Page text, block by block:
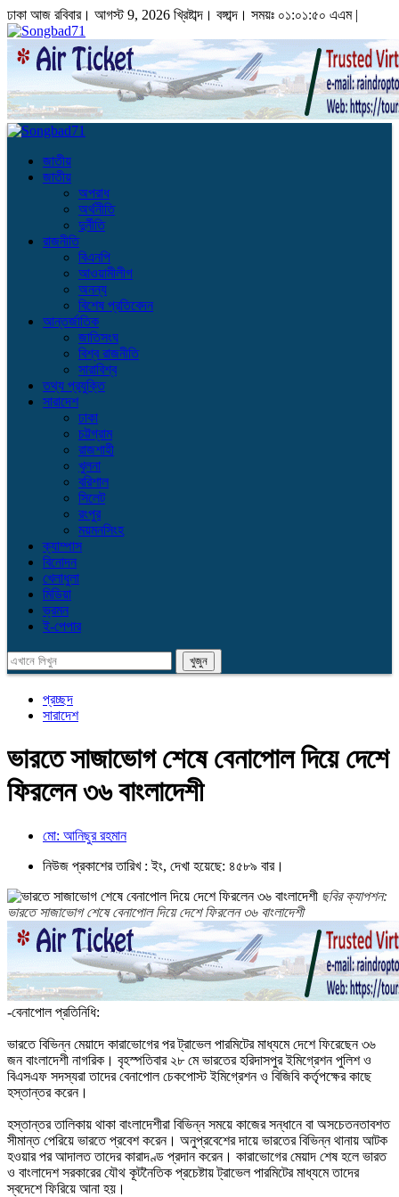
ঢাকা আজ রবিবার। আগস্ট 9, 2026 খ্রিষ্টাব্দ। বঙ্গাব্দ। সময়ঃ ০১:০১:৫০ এএম|
জাতীয়
জাতীয়
অপরাধ
অর্থনীতি
দুর্নীতি
রাজনীতি
বিএনপি
আওয়ামীলীগ
অনন্য
বিশেষ প্রতিবেদন
আন্তর্জাতিক
জাতিসংঘ
বিশ্ব রাজনীতি
সারাবিশ্ব
তথ্য প্রযুক্তি
সারাদেশ
ঢাকা
চট্টগ্রাম
রাজশাহী
খুলনা
বরিশাল
সিলেট
রংপুর
ময়মনসিংহ
ক্যাম্পাস
বিনোদন
খেলাধুলা
মিডিয়া
ভ্রমন
ই-পেপার
প্রচ্ছদ
সারাদেশ
ভারতে সাজাভোগ শেষে বেনাপোল দিয়ে দেশে
ফিরলেন ৩৬ বাংলাদেশী
মো: আনিছুর রহমান
নিউজ প্রকাশের তারিখ : ইং, দেখা হয়েছে: ৪৫৮৯ বার।
ছবির ক্যাপশন:
ভারতে সাজাভোগ শেষে বেনাপোল দিয়ে দেশে ফিরলেন ৩৬ বাংলাদেশী
-​বেনাপোল প্রতিনিধি:
ভারতে বিভিন্ন মেয়াদে কারাভোগের পর ট্রাভেল পারমিটের মাধ্যমে দেশে ফিরেছেন ৩৬
জন বাংলাদেশী নাগরিক। বৃহস্পতিবার ২৮ মে ভারতের হরিদাসপুর ইমিগ্রেশন পুলিশ ও
বিএসএফ সদস্যরা তাদের বেনাপোল চেকপোস্ট ইমিগ্রেশন ও বিজিবি কর্তৃপক্ষের কাছে
হস্তান্তর করেন।
​হস্তান্তর তালিকায় থাকা বাংলাদেশীরা বিভিন্ন সময়ে কাজের সন্ধানে বা অসচেতনতাবশত
সীমান্ত পেরিয়ে ভারতে প্রবেশ করেন। অনুপ্রবেশের দায়ে ভারতের বিভিন্ন থানায় আটক
হওয়ার পর আদালত তাদের কারাদণ্ড প্রদান করেন। কারাভোগের মেয়াদ শেষ হলে ভারত
ও বাংলাদেশ সরকারের যৌথ কূটনৈতিক প্রচেষ্টায় ট্রাভেল পারমিটের মাধ্যমে তাদের
স্বদেশে ফিরিয়ে আনা হয়।